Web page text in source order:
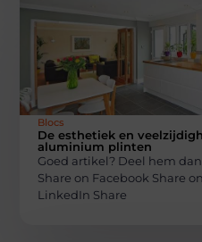
Blocs
De esthetiek en
aluminium plinten
Goed artikel? Deel hem
Share on Facebook Share
LinkedIn Share